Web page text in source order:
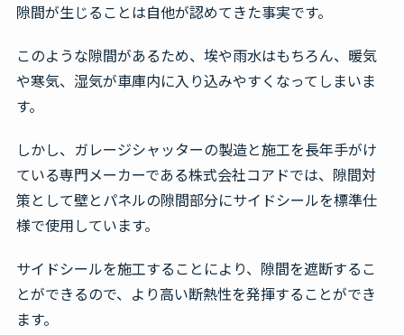
隙間が生じることは自他が認めてきた事実です。
このような隙間があるため、埃や雨水はもちろん、暖気
や寒気、湿気が車庫内に入り込みやすくなってしまいま
す。
しかし、ガレージシャッターの製造と施工を長年手がけ
ている専門メーカーである株式会社コアドでは、隙間対
策として壁とパネルの隙間部分にサイドシールを標準仕
様で使用しています。
サイドシールを施工することにより、隙間を遮断するこ
とができるので、より高い断熱性を発揮することができ
ます。